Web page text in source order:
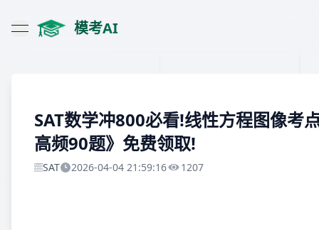
open navigation menu
模考AI
SAT数学冲800必看!线性方程图像考
高频90题》免费领取!
SAT 2026-04-04 21:59:16 1207